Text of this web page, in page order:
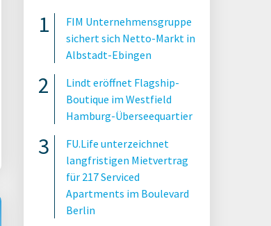
FIM Unternehmensgruppe
sichert sich Netto-Markt in
Albstadt-Ebingen
Lindt eröffnet Flagship-
Boutique im Westfield
Hamburg-Überseequartier
FU.Life unterzeichnet
langfristigen Mietvertrag
für 217 Serviced
Apartments im Boulevard
Berlin